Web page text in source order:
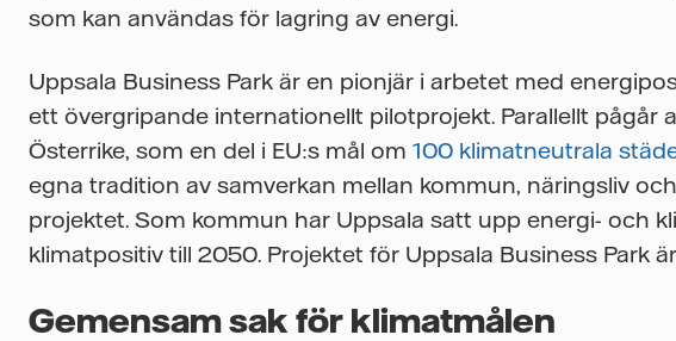
som kan användas för lagring av energi.
Uppsala Business Park är en pionjär i arbetet med
ett övergripande internationellt pilotprojekt. Parallellt pågår
Österrike, som en del i EU:s mål om 100 klimatneutrala
egna tradition av samverkan mellan kommun, näringsliv
projektet. Som kommun har Uppsala satt upp energi- och
klimatpositiv till 2050. Projektet för Uppsala Business Park
Gemensam sak för klimatmålen